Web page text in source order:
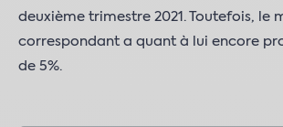
deuxième trimestre 2021. Toutefois, le
correspondant a quant à lui encore
de 5%.